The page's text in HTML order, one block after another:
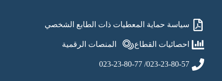
سياسة حماية المعطيات ذات الطابع الشخصي
احصائيات القطاع المنصات الرقمية
023-23-80-57/ 023-23-80-77